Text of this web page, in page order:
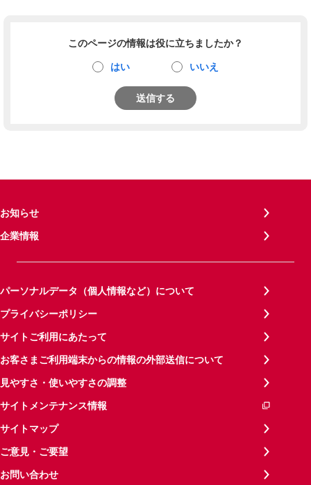
このページの情報は役に立ちましたか？
はい いいえ
送信する
お知らせ
企業情報
パーソナルデータ（個人情報など）について
プライバシーポリシー
サイトご利用にあたって
お客さまご利用端末からの情報の外部送信について
見やすさ・使いやすさの調整
サイトメンテナンス情報
サイトマップ
ご意見・ご要望
お問い合わせ